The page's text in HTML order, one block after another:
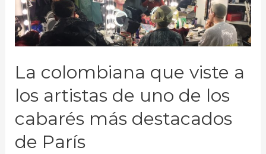
La colombiana que viste a
los artistas de uno de los
cabarés más destacados
de París